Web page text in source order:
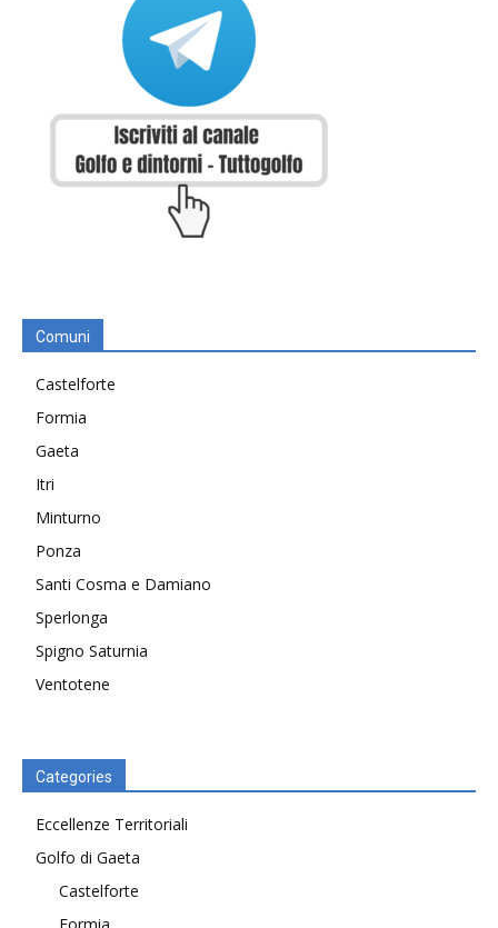
Comuni
Castelforte
Formia
Gaeta
Itri
Minturno
Ponza
Santi Cosma e Damiano
Sperlonga
Spigno Saturnia
Ventotene
Categories
Eccellenze Territoriali
Golfo di Gaeta
Castelforte